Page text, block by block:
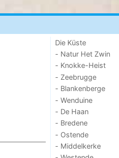
Die Küste
- Natur Het Zwin
- Knokke-Heist
- Zeebrugge
- Blankenberge
- Wenduine
- De Haan
- Bredene
- Ostende
- Middelkerke